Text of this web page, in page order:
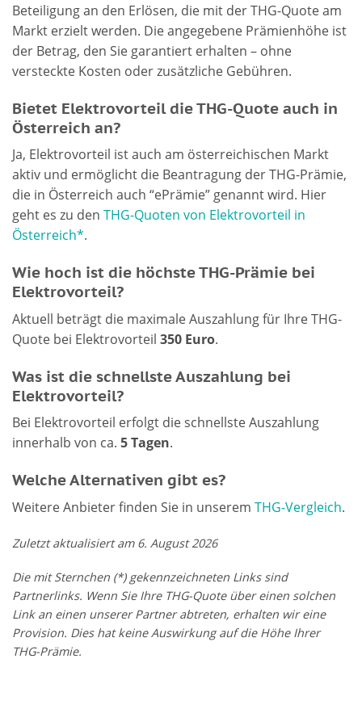
Beteiligung an den Erlösen, die mit der THG-Quote am
Markt erzielt werden. Die angegebene Prämienhöhe ist
der Betrag, den Sie garantiert erhalten – ohne
versteckte Kosten oder zusätzliche Gebühren.
Bietet Elektrovorteil die THG-Quote auch in
Österreich an?
Ja, Elektrovorteil ist auch am österreichischen Markt
aktiv und ermöglicht die Beantragung der THG-Prämie,
die in Österreich auch “ePrämie” genannt wird. Hier
geht es zu den THG-Quoten von Elektrovorteil in
Österreich*.
Wie hoch ist die höchste THG-Prämie bei
Elektrovorteil?
Aktuell beträgt die maximale Auszahlung für Ihre THG-
Quote bei Elektrovorteil 350 Euro.
Was ist die schnellste Auszahlung bei
Elektrovorteil?
Bei Elektrovorteil erfolgt die schnellste Auszahlung
innerhalb von ca. 5 Tagen.
Welche Alternativen gibt es?
Weitere Anbieter finden Sie in unserem THG-Vergleich.
Zuletzt aktualisiert am 6. August 2026
Die mit Sternchen (*) gekennzeichneten Links sind
Partnerlinks. Wenn Sie Ihre THG-Quote über einen solchen
Link an einen unserer Partner abtreten, erhalten wir eine
Provision. Dies hat keine Auswirkung auf die Höhe Ihrer
THG-Prämie.